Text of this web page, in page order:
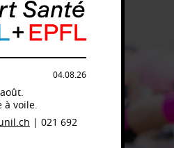
04.08.26
à voile.
| 021 692